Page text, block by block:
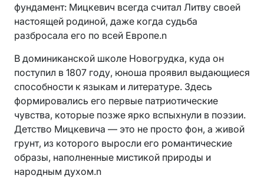
фундамент: Мицкевич всегда считал Литву своей
настоящей родиной, даже когда судьба
разбросала его по всей Европе.n
В доминиканской школе Новогрудка, куда он
поступил в 1807 году, юноша проявил выдающиеся
способности к языкам и литературе. Здесь
формировались его первые патриотические
чувства, которые позже ярко вспыхнули в поэзии.
Детство Мицкевича — это не просто фон, а живой
грунт, из которого выросли его романтические
образы, наполненные мистикой природы и
народным духом.n